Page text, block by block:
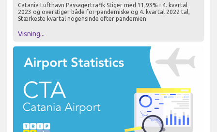
Catania Lufthavn Passagertrafik Stiger med 11,93% i 4. kvartal
2023 og overstiger både for-pandemiske og 4. kvartal 2022 tal,
Stærkeste kvartal nogensinde efter pandemien.
Visning...